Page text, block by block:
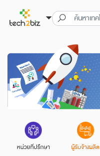
หน่วยที่ปรึกษา ผู้รับจ้างผลิต